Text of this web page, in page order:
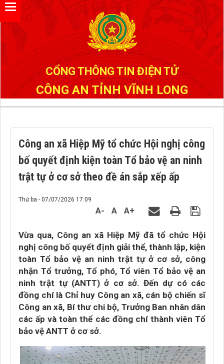
CỔNG THÔNG TIN ĐIỆN TỬ
CÔNG AN TỈNH VĨNH LONG
Công an xã Hiệp Mỹ tổ chức Hội nghị công
bố quyết định kiện toàn Tổ bảo vệ an ninh
trật tự ở cơ sở theo đề án sắp xếp ấp
Thứ ba - 07/07/2026 17:09
A- A A+
Vừa qua, Công an xã Hiệp Mỹ đã tổ chức Hội
nghị công bố quyết định giải thể, thành lập, kiện
toàn Tổ bảo vệ an ninh trật tự ở cơ sở, công
nhận Tổ trưởng, Tổ phó, Tổ viên Tổ bảo vệ an
ninh trật tự (ANTT) ở cơ sở. Đến dự có các
đồng chí là Chỉ huy Công an xã, cán bộ chiến sĩ
Công an xã, Bí thư chi bộ, Trưởng Ban nhân dân
các ấp và toàn thể các đồng chí thành viên Tổ
bảo vệ ANTT ở cơ sở.